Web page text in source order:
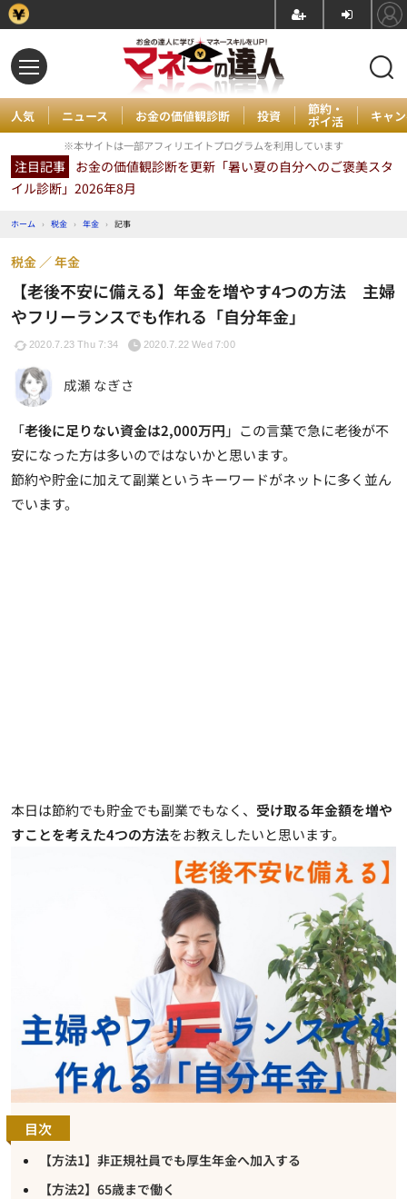
人気 ニュース お金の価値観診断 投資 節約・
ポイ活 キャ
※本サイトは一部アフィリエイトプログラムを利用しています
注目記事 お金の価値観診断を更新「暑い夏の自分へのご褒美スタ
イル診断」2026年8月
ホーム › 税金 › 年金 › 記事
【老後不安に備える】年金を増やす4つの方法 主婦
やフリーランスでも作れる「自分年金」
税金 年金
2020.7.23 Thu 7:34 2020.7.22 Wed 7:00
成瀬 なぎさ
「老後に足りない資金は2,000万円 」この言葉で急に老後が不
安になった方は多いのではないかと思います。
節約や貯金に加えて副業というキーワードがネットに多く並ん
でいます。
本日は節約でも貯金でも副業でもなく、 受け取る年金額を増や
すことを考えた4つの方法をお教えしたいと思います。
目次
【方法1】非正規社員でも厚生年金へ加入する
【方法2】65歳まで働く